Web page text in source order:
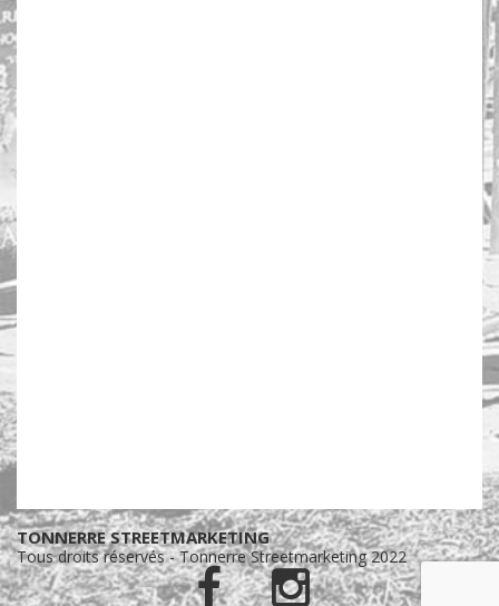
TONNERRE STREETMARKETING
Tous droits réservés - Tonnerre Streetmarketing 2022